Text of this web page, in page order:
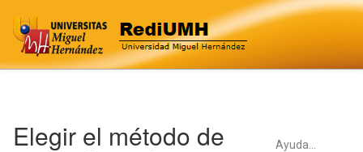
navigation
Elegir el método de Ayuda...